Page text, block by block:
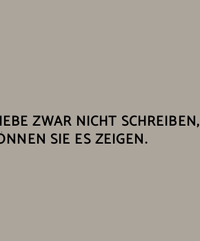
ZWAR NICHT SCHREIBEN,
SIE ES ZEIGEN.